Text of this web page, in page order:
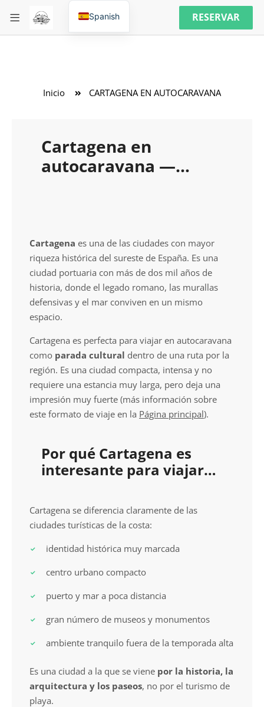
RESERVAR
Inicio CARTAGENA EN AUTOCARAVANA
Cartagena en
autocaravana —
Cartagena es una de las ciudades con mayor
riqueza histórica del sureste de España. Es una
ciudad portuaria con más de dos mil años de
historia, donde el legado romano, las murallas
defensivas y el mar conviven en un mismo
espacio.
Cartagena es perfecta para viajar en autocaravana
como parada cultural dentro de una ruta por la
región. Es una ciudad compacta, intensa y no
requiere una estancia muy larga, pero deja una
impresión muy fuerte (más información sobre
este formato de viaje en la Página principal).
Por qué Cartagena es
interesante para viajar
Cartagena se diferencia claramente de las
ciudades turísticas de la costa:
identidad histórica muy marcada
centro urbano compacto
puerto y mar a poca distancia
gran número de museos y monumentos
ambiente tranquilo fuera de la temporada alta
Es una ciudad a la que se viene por la historia, la
arquitectura y los paseos, no por el turismo de
playa.
Spanish